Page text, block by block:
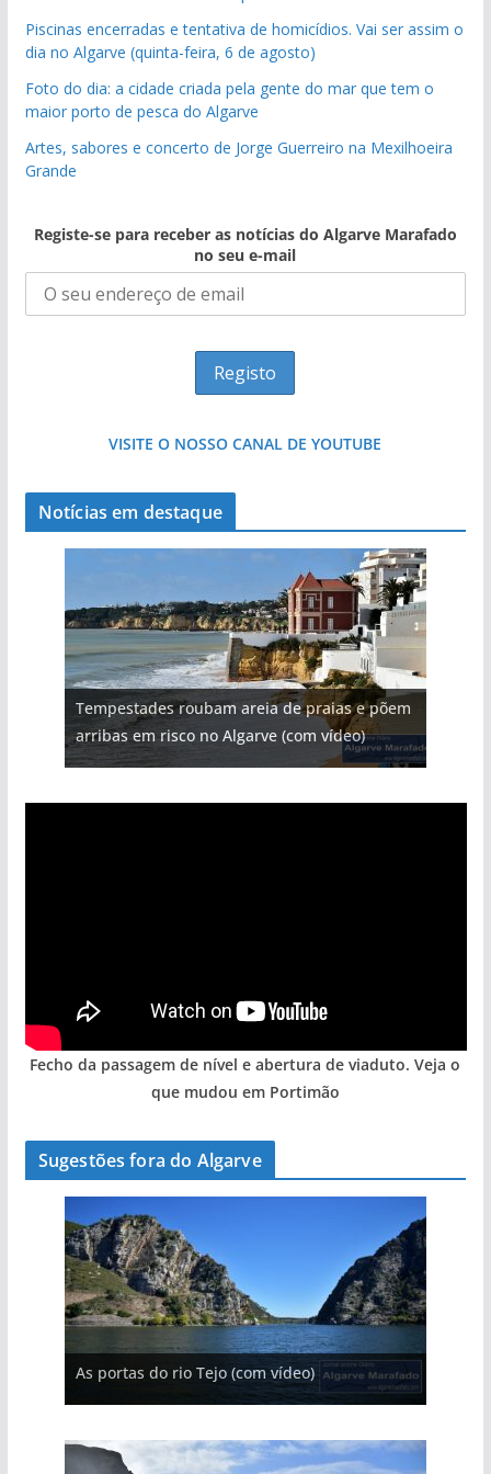
Piscinas encerradas e tentativa de homicídios. Vai ser assim o
dia no Algarve (quinta-feira, 6 de agosto)
Foto do dia: a cidade criada pela gente do mar que tem o
maior porto de pesca do Algarve
Artes, sabores e concerto de Jorge Guerreiro na Mexilhoeira
Grande
Registe-se para receber as notícias do Algarve Marafado
no seu e-mail
VISITE O NOSSO CANAL DE YOUTUBE
Notícias em destaque
Tempestades roubam areia de praias e põem
arribas em risco no Algarve (com vídeo)
Fecho da passagem de nível e abertura de viaduto. Veja o
que mudou em Portimão
Sugestões fora do Algarve
As portas do rio Tejo (com vídeo)
A aldeia mais portuguesa de Portugal (com
vídeo)
A piscina natural com cascata